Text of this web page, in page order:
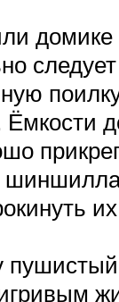
домике
Ёмкости